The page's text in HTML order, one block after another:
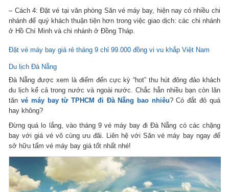
– Cách 4: Đặt vé tại văn phòng Săn vé máy bay, hiện nay có nhiều chi
nhánh để quý khách thuận tiện hơn trong việc giao dịch: các chi nhánh
ở Hồ Chí Minh và chi nhánh ở Đồng Tháp.
Đặt vé máy bay giá rẻ tháng 9 chỉ 99.000 đồng vi vu khắp Việt Nam
Du lịch Đà Nẵng
Đà Nẵng được xem là điểm đến cực kỳ “hot” thu hút đông đảo khách
du lịch kể cả trong nước và ngoài nước. Chắc hẳn nhiều bạn còn lăn
tănvé máy bay từ TPHCM đi Đà Nẵng bao nhiêu? Có đắt đỏ quá
hay không?
Đừng quá lo lắng, vào tháng 9 vé máy bay đi Đà Nẵng có các chặng
bay với giá vé vô cùng ưu đãi. Liên hệ với Săn vé máy bay ngay để
sở hữu tấm vé máy bay giá tốt nhất nhé!